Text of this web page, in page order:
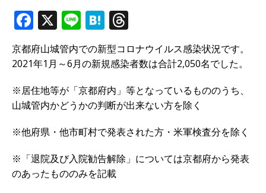
F
a
c
e
b
o
o
k
X Li
n
e
H
at
e
n
a
h
r
e
a
d
s
京都府山城管内での新型コロナウイルス感染状況です。
2021年1月～6月の新規感染者数は合計2,050名でした。
※居住地等が「京都府内」等となっているもののうち、
山城管内かどうかの判断が出来ない方を除く
※他府県・他市町村で発表された方・米軍検査分を除く
※「退院及び入院勧告解除」については京都府から発表
のあったもののみを記載